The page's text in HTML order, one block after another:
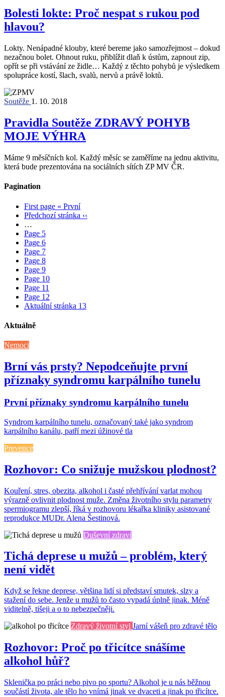
Bolesti lokte: Proč nespat s rukou pod
hlavou?
Lokty. Nenápadné klouby, které bereme jako samozřejmost – dokud
nezačnou bolet. Ohnout ruku, přiblížit dlaň k ústům, zapnout zip,
opřít se při vstávání ze židle… Každý z těchto pohybů je výsledkem
spolupráce kostí, šlach, svalů, nervů a právě loktů.
Soutěže 1. 10. 2018
Pravidla Soutěže ZDRAVÝ POHYB
MOJE VÝHRA
Máme 9 měsíčních kol. Každý měsíc se zaměříme na jednu aktivitu,
která bude prezentována na sociálních sítích ZP MV ČR.
Pagination
First page « První
Předchozí stránka ‹‹
…
Page 5
Page 6
Page 7
Page 8
Page 9
Page 10
Page 11
Page 12
Aktuální stránka 13
Aktuálně
Nemoci
Brní vás prsty? Nepodceňujte první
příznaky syndromu karpálního tunelu
První příznaky syndromu karpálního tunelu
Syndrom karpálního tunelu, označovaný také jako syndrom
karpálního kanálu, patří mezi úžinové tla
Prevence
Rozhovor: Co snižuje mužskou plodnost?
Kouření, stres, obezita, alkohol i časté přehřívání varlat mohou
výrazně ovlivnit plodnost muže. Změna životního stylu parametry
spermiogramu zlepší, říká v rozhovoru lékařka kliniky asistované
reprodukce MUDr. Alena Šestinová.
Duševní zdraví
Tichá deprese u mužů – problém, který
není vidět
Když se řekne deprese, většina lidí si představí smutek, slzy a
stažení do sebe. Jenže u mužů to často vypadá úplně jinak. Méně
viditelně, tišeji a o to nebezpečněji.
Zdravý životní styl Jarní vášeň pro zdravé tělo
Rozhovor: Proč po třicítce snášíme
alkohol hůř?
Sklenička po práci nebo pivo po sportu? Alkohol je u nás běžnou
součástí života, ale tělo ho vnímá jinak ve dvaceti a jinak po třicítce.